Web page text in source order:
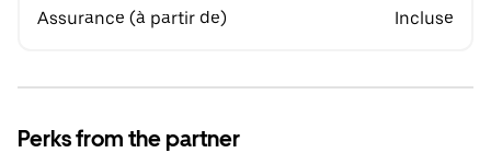
Assurance (à partir de) Incluse
Perks from the partner